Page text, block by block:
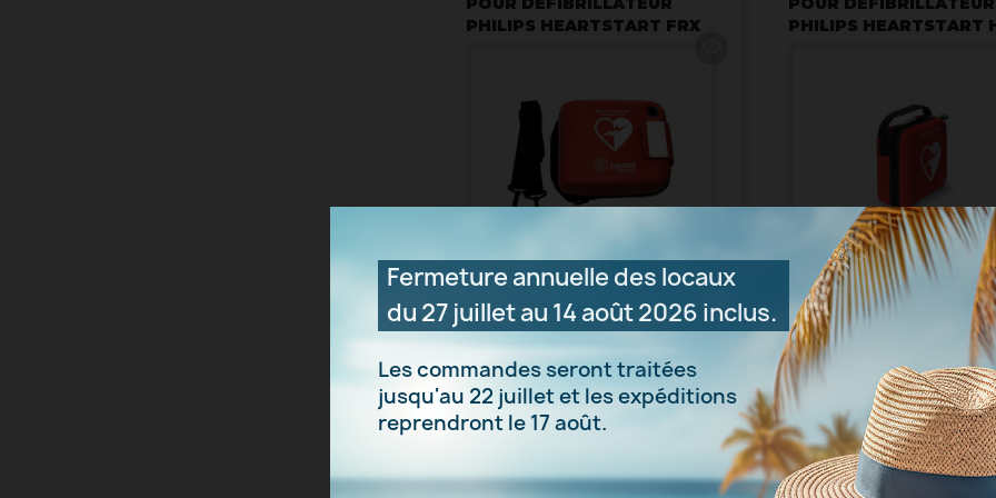
PHILIPS HEARTSTART FRX
add_shopping_cart
AJOUTER
Prix HT
163,00 €
PHILIPS HEARTSTART
AJOUTER
HOUSSES-ET-SACOCHES
SACOCHE DE TRANSPORT
POUR DÉFIBRILLATEUR
SIGNALETIQUES-DEFIBRILLATEUR
KIT SIGNALÉTIQUE
AUTOCOLLANTS POUR
Fermeture annuelle des locaux
du 27 juillet au 14 août 2026 inclus.
Les commandes seront traitées
jusqu'au 22 juillet et les expéditions
reprendront le 17 août.